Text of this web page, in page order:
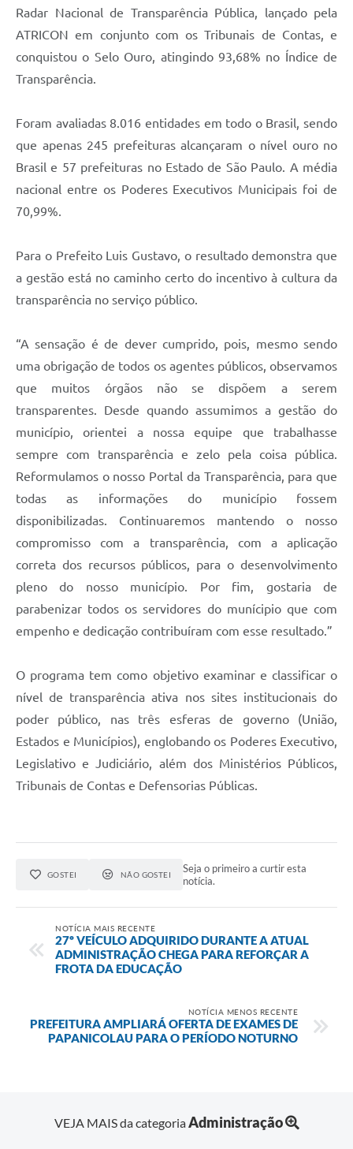
Radar Nacional de Transparência Pública, lançado pela
ATRICON em conjunto com os Tribunais de Contas, e
conquistou o Selo Ouro, atingindo 93,68% no Índice de
Transparência.
Foram avaliadas 8.016 entidades em todo o Brasil, sendo
que apenas 245 prefeituras alcançaram o nível ouro no
Brasil e 57 prefeituras no Estado de São Paulo. A média
nacional entre os Poderes Executivos Municipais foi de
70,99%.
Para o Prefeito Luis Gustavo, o resultado demonstra que
a gestão está no caminho certo do incentivo à cultura da
transparência no serviço público.
“A sensação é de dever cumprido, pois, mesmo sendo
uma obrigação de todos os agentes públicos, observamos
que muitos órgãos não se dispõem a serem
transparentes. Desde quando assumimos a gestão do
município, orientei a nossa equipe que trabalhasse
sempre com transparência e zelo pela coisa pública.
Reformulamos o nosso Portal da Transparência, para que
todas as informações do município fossem
disponibilizadas. Continuaremos mantendo o nosso
compromisso com a transparência, com a aplicação
correta dos recursos públicos, para o desenvolvimento
pleno do nosso município. Por fim, gostaria de
parabenizar todos os servidores do munícipio que com
empenho e dedicação contribuíram com esse resultado.”
O programa tem como objetivo examinar e classificar o
nível de transparência ativa nos sites institucionais do
poder público, nas três esferas de governo (União,
Estados e Municípios), englobando os Poderes Executivo,
Legislativo e Judiciário, além dos Ministérios Públicos,
Tribunais de Contas e Defensorias Públicas.
GOSTEI NÃO GOSTEI
Seja o primeiro a curtir esta
notícia.
NOTÍCIA MAIS RECENTE
27º VEÍCULO ADQUIRIDO DURANTE A ATUAL
ADMINISTRAÇÃO CHEGA PARA REFORÇAR A
FROTA DA EDUCAÇÃO
NOTÍCIA MENOS RECENTE
PREFEITURA AMPLIARÁ OFERTA DE EXAMES DE
PAPANICOLAU PARA O PERÍODO NOTURNO
VEJA MAIS da categoriaAdministração